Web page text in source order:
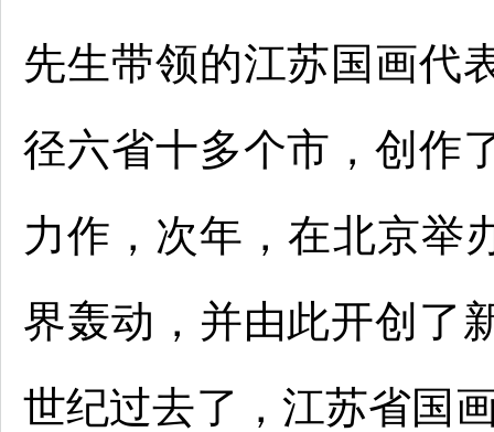
先生带领的江苏国画代
径六省十多个市，创作
力作，次年，在北京举
界轰动，并由此开创了
世纪过去了，江苏省国